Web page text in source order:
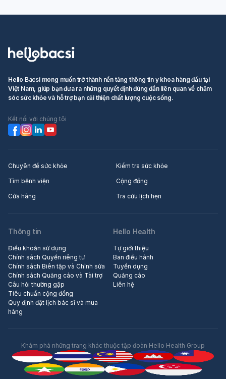
Hello Bacsi mong muốn trở thành nền tảng thông tin y khoa hàng đầu tại
Việt Nam, giúp bạn đưa ra những quyết định đúng đắn liên quan về chăm
sóc sức khỏe và hỗ trợ bạn cải thiện chất lượng cuộc sống.
Kết nối với chúng tôi
Chuyên đề sức khỏe
Kiểm tra sức khỏe
Tìm bệnh viện
Cộng đồng
Cửa hàng
Tra cứu lịch hẹn
Thông tin
Điều khoản sử dụng
Chính sách Quyền riêng tư
Chính sách Biên tập và Chỉnh sửa
Chính sách Quảng cáo và Tài trợ
Câu hỏi thường gặp
Tiêu chuẩn cộng đồng
Quy định đặt lịch bác sĩ và mua
hàng
Hello Health
Tự giới thiệu
Ban điều hành
Tuyển dụng
Quảng cáo
Liên hệ
Khám phá những trang khác thuộc tập đoàn Hello Health Group